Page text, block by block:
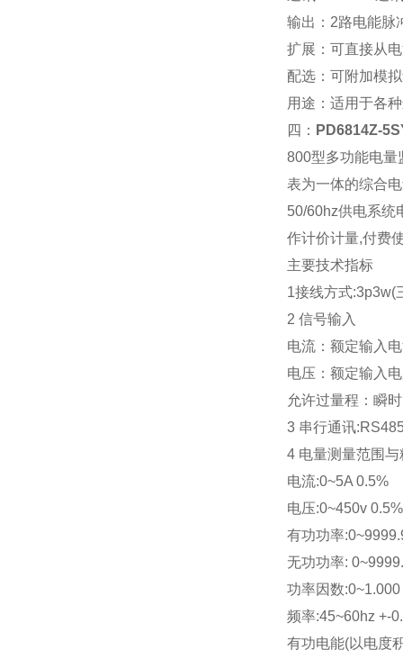
输出：2路电能
扩展：可直接从
配选：可附加模
用途：适用于各
四： PD6814Z-
800型多功能电量
表为一体的综合
50/60hz供电系统
作计价计量,付费
主要技术指标
1接线方式:3p3w(
2 信号输入
电流：额定输入
电压：额定输入
允许过量程：瞬
3 串行通讯
4 电量测量范围与
电流:0~5A 0.5%
电压:0~450v 0.5%
有功功率
无功功率:
功率因数:0~1.000
频率:45~60hz +-
有功电能(以电度